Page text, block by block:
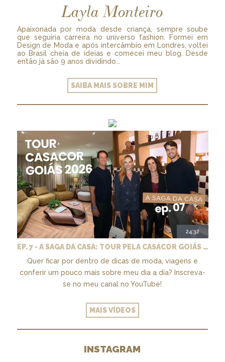
Layla Monteiro
Apaixonada por moda desde criança, sempre soube
que seguiria carreira no universo fashion. Formei em
Design de Moda e após intercâmbio em Londres, voltei
ao Brasil cheia de ideias e comecei meu blog. Desde
então já são 9 anos dividindo...
SAIBA MAIS SOBRE MIM
24:32
EP. 7 - A SAGA DA CASA: TOUR PELA CASACOR GOIÁS 2026
Quer ficar por dentro de dicas de moda, viagens e
conferir um pouco mais sobre meu dia a dia? Inscreva-
se no meu canal no YouTube!
MAIS VÍDEOS
INSTAGRAM